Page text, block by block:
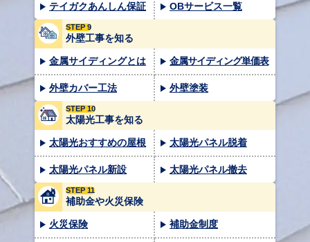
テイガクあんしん保証 OBサービス一覧
STEP 9
外壁工事を知る
金属サイディングとは 金属サイディング単価表
外壁カバー工法 外壁塗装
STEP 10
太陽光工事を知る
太陽光おすすめの屋根 太陽光パネル脱着
太陽光パネル新設 太陽光パネル撤去
STEP 11
補助金や火災保険
火災保険 補助金制度